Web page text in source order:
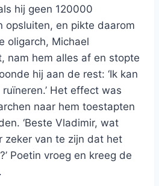
hij geen 120000
opsluiten, en pikte daarom
oligarch, Michael
nam hem alles af en stopte
hij aan de rest: ‘Ik kan
Het effect was
naar hem toestapten
‘Beste Vladimir, wat
zeker van te zijn dat het
Poetin vroeg en kreeg de